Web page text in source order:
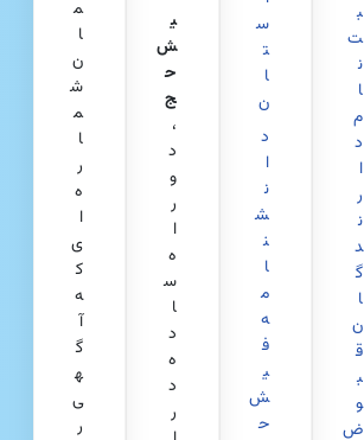
ب
ت‌
ن
ا
م
د
ا
ر
ن
د
گ
ا
ن
ق
ب
و
ض
س
ت
ا
ن
د
ا
ن
ش
ن
ا
م
ه
ف
ی
ش
ح
ی
ش‌
ح
ج
،
د
و
ر
ا
ه
س
ا
د
ه
د
ر
م
ا
ن
ش
م
ا
ر
ه‌
ا
ی
ک
ه
آ
گ
ه
ی
ر